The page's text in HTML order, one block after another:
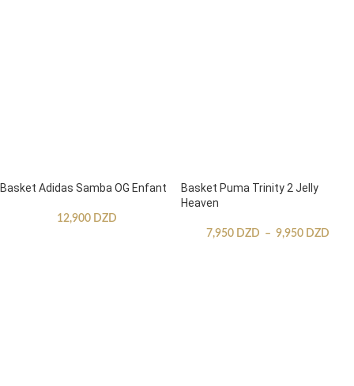
Basket Adidas Samba OG Enfant
12,900 DZD
Basket Puma Trinity 2 Jelly
Heaven
7,950 DZD – 9,950 DZD